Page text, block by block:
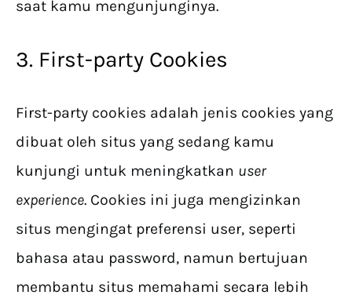
saat kamu mengunjunginya.
3. First-party Cookies
First-party cookies adalah jenis cookies yang
dibuat oleh situs yang sedang kamu
kunjungi untuk meningkatkan user
experience. Cookies ini juga mengizinkan
situs mengingat preferensi user, seperti
bahasa atau password, namun bertujuan
membantu situs memahami secara lebih